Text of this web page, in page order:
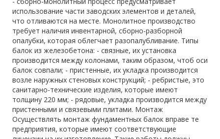
использование части заводских элементов и деталей,
что отливаются на месте. Монолитное производство
требует наличия инвентарной, сборно-разборной
опалубки, которая облегчает разопалубливание. Типы
балок из железобетона: - связные, их установка
производится между колонами, таким образом, чтоб оси
балок совпали; - пристенные, их укладка производится
возле наружных стеновых конструкций; - ребристые, это
санитарно-технические изделия, которые имеют
толщину 220 мм; - рядовые, укладка производится между
пристенными и связевыми плитами. Монтаж
Осуществлять монтаж фундаментных балок вправе те
предприятия, которые имеют соответствующие